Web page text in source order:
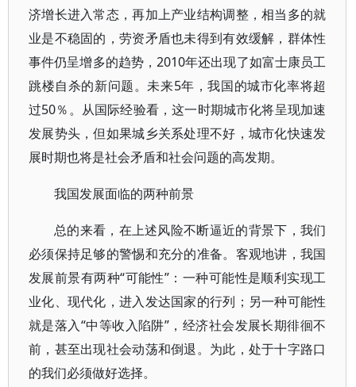
济增长进入常态，再加上产业结构调整，相当多的就
业是不稳固的，劳资矛盾也未得到有效缓解，群体性
事件仍呈增多的趋势，2010年还出现了如富士康员工
跳楼自杀的新问题。未来5年，我国的城市化率将超
过50％。从国际经验看，这一时期城市化将呈现加速
发展势头，但如果城乡关系处理不好，城市化快速发
展时期也将是社会矛盾和社会问题的高发期。
我国发展面临的两种前景
总的来看，在上述风险不断逼近的背景下，我们
必须保持足够的警惕和充分的准备。客观地讲，我国
发展前景有两种“可能性”：一种可能性是顺利实现工
业化、现代化，进入发达国家的行列；另一种可能性
就是落入“中等收入陷阱”，经济社会发展长期徘徊不
前，甚至出现社会动荡和倒退。为此，处于十字路口
的我们必须做好选择。